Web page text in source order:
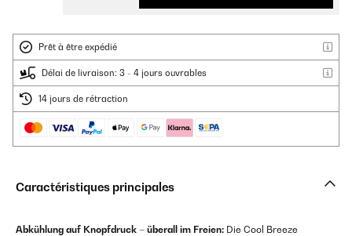
Prêt à être expédié
Délai de livraison: 3 - 4 jours ouvrables
14 jours de rétraction
Caractéristiques principales
Abkühlung auf Knopfdruck – überall im Freien: Die Cool Breeze